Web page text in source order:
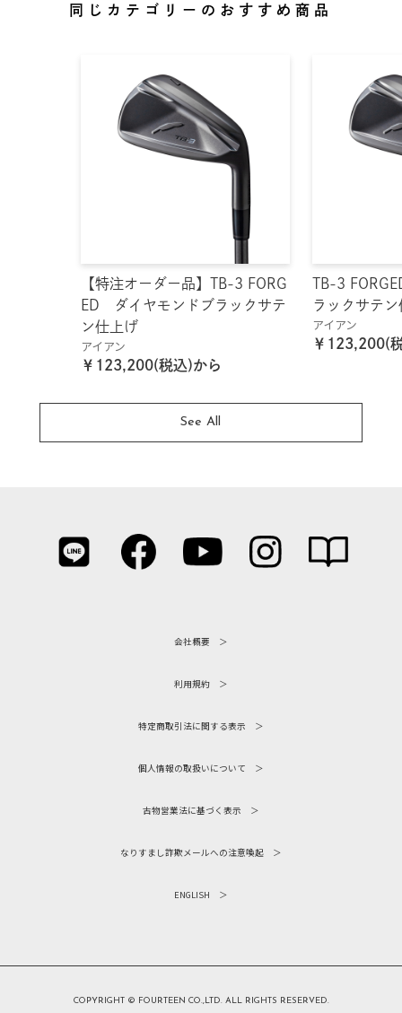
同じカテゴリーのおすすめ商品
【特注オーダー品】TB-3 FORG
ED ダイヤモンドブラックサテ
ン仕上げ
アイアン
￥123,200(税込)から
TB-3
ラックサテン
アイアン
￥123,200(
See All
会社概要
利用規約
特定商取引法に関する表示
個人情報の取扱いについて
古物営業法に基づく表示
なりすまし詐欺メールへの注意喚起
ENGLISH
COPYRIGHT ©︎ FOURTEEN CO.,LTD. ALL RIGHTS RESERVED.